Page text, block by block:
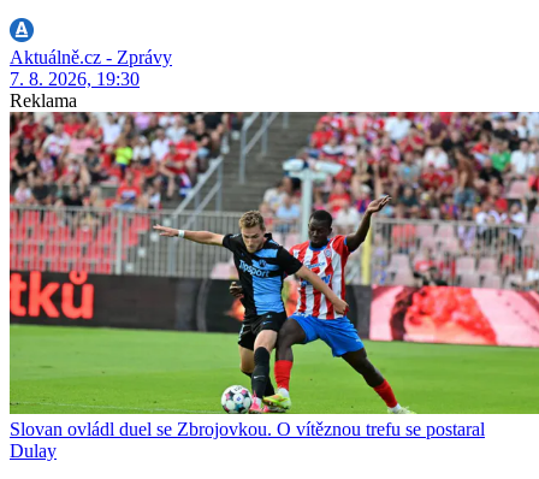
Aktuálně.cz - Zprávy
7. 8. 2026, 19:30
Reklama
Slovan ovládl duel se Zbrojovkou. O vítěznou trefu se postaral
Dulay